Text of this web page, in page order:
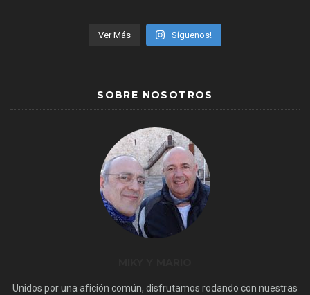
Ver Más Síguenos!
SOBRE NOSOTROS
Unidos por una afición común, disfrutamos rodando con nuestras